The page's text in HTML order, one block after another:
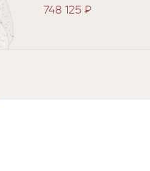
748 125 ₽